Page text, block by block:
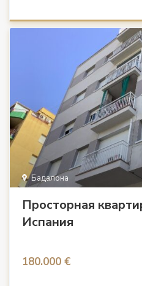
Бадалона
Просторная
Испания
180.000 €